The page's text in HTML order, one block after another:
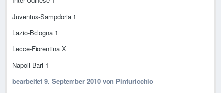
Juventus-Sampdoria 1
Lazio-Bologna 1
Lecce-Fiorentina X
Napoli-Bari 1
bearbeitet 9. September 2010 von Pinturicchio